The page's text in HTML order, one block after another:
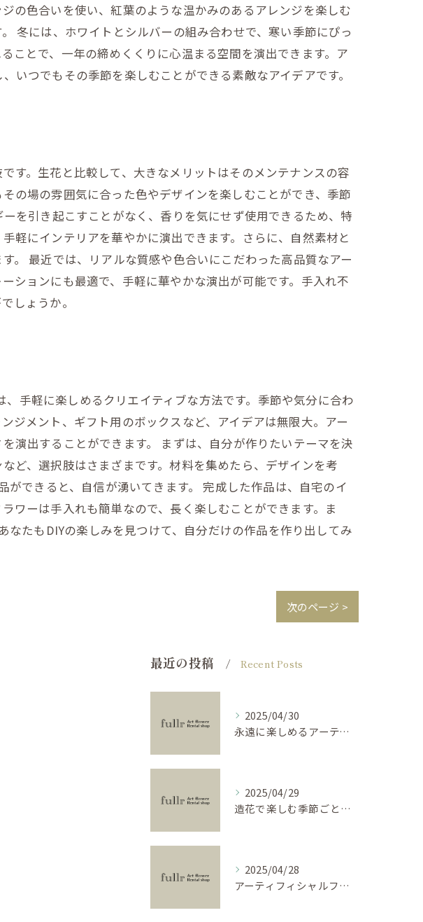
の色合いを使い、紅葉のような温かみのあるアレンジを楽しむ
冬には、ホワイトとシルバーの組み合わせで、寒い季節にぴっ
ことで、一年の締めくくりに心温まる空間を演出できます。ア
いつでもその季節を楽しむことができる素敵なアイデアです。
す。生花と比較して、大きなメリットはそのメンテナンスの容
の場の雰囲気に合った色やデザインを楽しむことができ、季節
を引き起こすことがなく、香りを気にせず使用できるため、特
軽にインテリアを華やかに演出できます。さらに、自然素材と
。 最近では、リアルな質感や色合いにこだわった高品質なアー
ションにも最適で、手軽に華やかな演出が可能です。手入れ不
しょうか。
手軽に楽しめるクリエイティブな方法です。季節や気分に合わ
ジメント、ギフト用のボックスなど、アイデアは無限大。アー
演出することができます。 まずは、自分が作りたいテーマを決
ど、選択肢はさまざまです。材料を集めたら、デザインを考
できると、自信が湧いてきます。 完成した作品は、自宅のイ
ワーは手入れも簡単なので、長く楽しむことができます。ま
たもDIYの楽しみを見つけて、自分だけの作品を作り出してみ
次のページ >
最近の投稿 Recent Posts
2025/04/30
永遠に楽しめるアーティフィシャルフラワーの使い方
2025/04/29
造花で楽しむ季節ごとのインテリア
2025/04/28
アーティフィシャルフラワーで学ぶ基礎と活用法